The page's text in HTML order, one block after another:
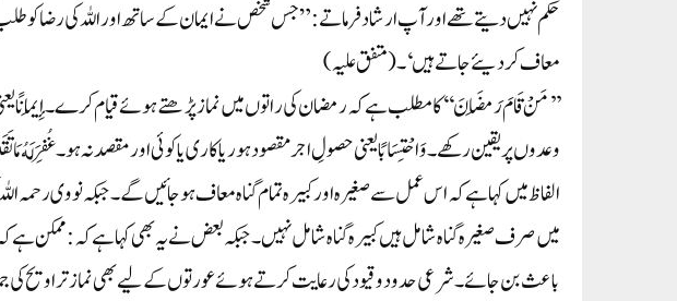
حکم نہیں دیتے تھے اور آپ ارشاد فرماتے:”جس شخص نے ایمان کے ساتھ اور اللہ کی رضا کو
معاف کردیئے جاتے ہیں‘۔(متفق علیہ)
’’مَنْ قَامَ رَمَضَانَ‘‘کا مطلب ہے کہ رمضان کی راتوں میں نماز پڑھتے ہوئے قیام کرے۔ إِيمَانًا
وعدوں پر یقین رکھے۔ وَاحْتِسَابًا یعنی حصولِ اجر مقصود ہو ریاکاری یا کوئی اور مقصد نہ ہو۔
الفاظ میں کہا ہے کہ اس عمل سے صغیرہ اور کبیرہ تمام گناہ معاف ہو جائیں گے۔ جبکہ نووی رحمہ
میں صرف صغیرہ گناہ شامل ہیں کبیرہ گناہ شامل نہیں۔ جبکہ بعض نے یہ بھی کہا ہے کہ: ممکن ہے کہ
باعث بن جائے۔شرعی حدود وقیود کی رعایت کرتے ہوئےعورتوں کے لیے بھی نماز تراویح